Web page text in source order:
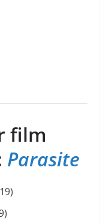
film
Parasite